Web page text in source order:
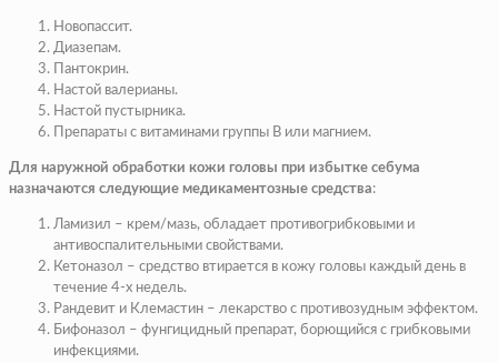
Новопассит.
Диазепам.
Пантокрин.
Настой валерианы.
Настой пустырника.
Препараты с витаминами группы B или магнием.
Для наружной обработки кожи головы при избытке себума
назначаются следующие медикаментозные средства:
Ламизил – крем/мазь, обладает противогрибковыми и
антивоспалительными свойствами.
Кетоназол – средство втирается в кожу головы каждый день в
течение 4-х недель.
Рандевит и Клемастин – лекарство с противозудным эффектом.
Бифоназол – фунгицидный препарат, борющийся с грибковыми
инфекциями.